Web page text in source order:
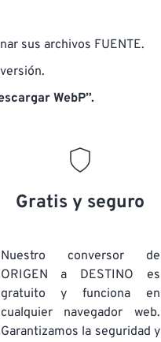
sus archivos FUENTE.
WebP”.
Gratis y seguro
Nuestro conversor de
ORIGEN a DESTINO es
gratuito y funciona en
cualquier navegador web.
Garantizamos la seguridad y